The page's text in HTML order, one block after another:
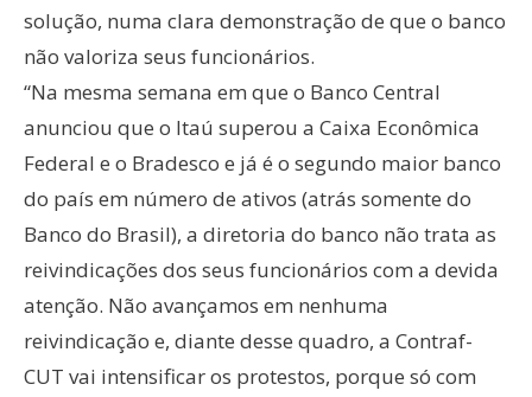
solução, numa clara demonstração de que o banco
não valoriza seus funcionários.
“Na mesma semana em que o Banco Central
anunciou que o Itaú superou a Caixa Econômica
Federal e o Bradesco e já é o segundo maior banco
do país em número de ativos (atrás somente do
Banco do Brasil), a diretoria do banco não trata as
reivindicações dos seus funcionários com a devida
atenção. Não avançamos em nenhuma
reivindicação e, diante desse quadro, a Contraf-
CUT vai intensificar os protestos, porque só com